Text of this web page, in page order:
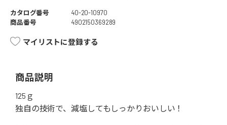
カタログ番号
40-20-10970
商品番号
4902150369289
マイリストに登録する
商品説明
125ｇ
独自の技術で、減塩してもしっかりおいしい！